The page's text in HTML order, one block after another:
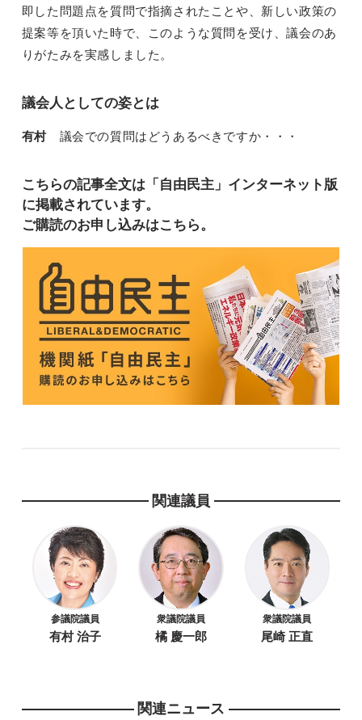
即した問題点を質問で指摘されたことや、新しい政策の
提案等を頂いた時で、このような質問を受け、議会のあ
りがたみを実感しました。
議会人としての姿とは
有村 議会での質問はどうあるべきですか・・・
こちらの記事全文は「自由民主」インターネット版
に掲載されています。
ご購読のお申し込みはこちら。
関連議員
参議院議員
有村 治子
衆議院議員
橘 慶一郎
衆議院議員
尾崎 正直
関連ニュース